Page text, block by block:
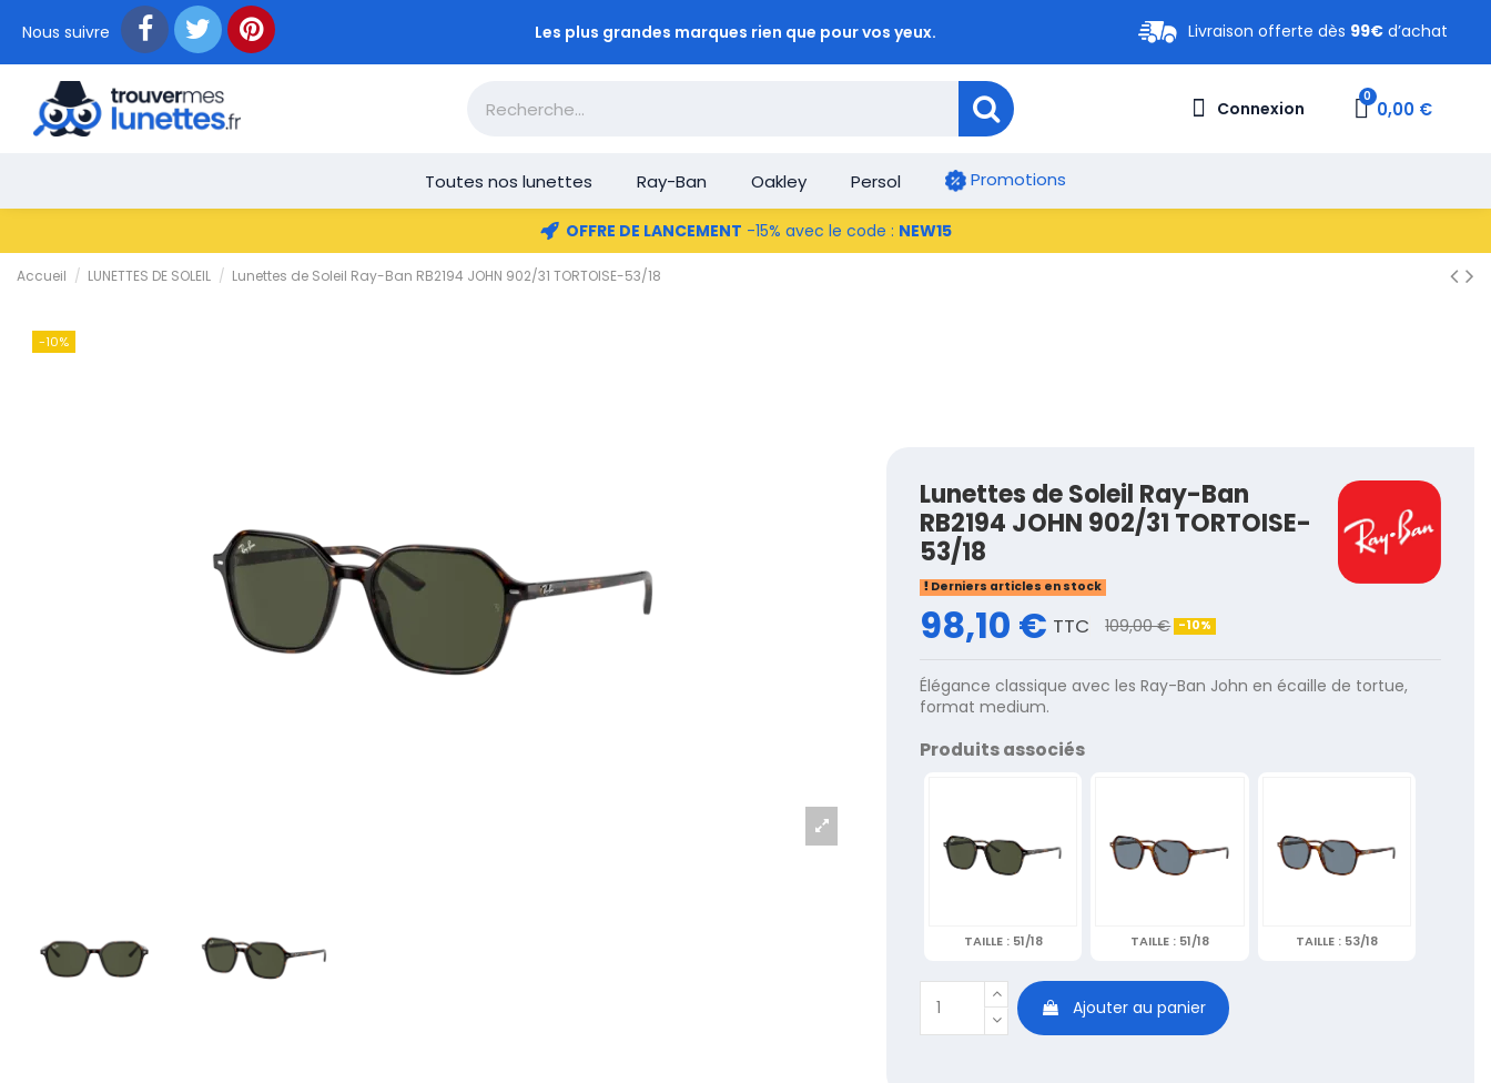
Nous suivre Les plus grandes marques rien que pour vos yeux. Livraison offerte dès 99€ d’achat
Connexion 0,00 €
Toutes nos lunettes Ray-Ban Oakley Persol Promotions
OFFRE DE LANCEMENT -15% avec le code : NEW15
Accueil LUNETTES DE SOLEIL Lunettes de Soleil Ray-Ban RB2194 JOHN 902/31 TORTOISE-53/18
-10%
Lunettes de Soleil Ray-Ban
RB2194 JOHN 902/31 TORTOISE-
53/18
Derniers articles en stock
98,10 € TTC 109,00 € -10%
Élégance classique avec les Ray-Ban John en écaille de tortue,
format medium.
Produits associés
TAILLE : 51/18 TAILLE : 51/18 TAILLE : 53/18
Ajouter au panier